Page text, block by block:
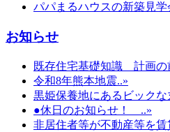
パパまるハウスの新築見学
お知らせ
既存住宅基礎知識 計画の
令和8年熊本地震..»
黒姫保養地にあるビックな
●休日のお知らせ！ ..»
非居住者等が不動産等を賃